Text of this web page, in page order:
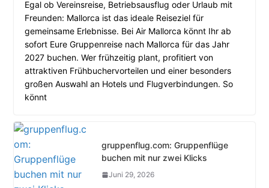
Egal ob Vereinsreise, Betriebsausflug oder Urlaub mit
Freunden: Mallorca ist das ideale Reiseziel für
gemeinsame Erlebnisse. Bei Air Mallorca könnt Ihr ab
sofort Eure Gruppenreise nach Mallorca für das Jahr
2027 buchen. Wer frühzeitig plant, profitiert von
attraktiven Frühbuchervorteilen und einer besonders
großen Auswahl an Hotels und Flugverbindungen. So
könnt
gruppenflug.com: Gruppenflüge
buchen mit nur zwei Klicks
Juni 29, 2026